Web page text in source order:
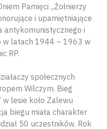
Pamięci „Żołnierzy
i upamiętniające
antykomunistycznego i
w latach 1944 – 1963 w
RP.
społecznych
Wilczym. Bieg
w lesie koło Zalewu
biegu miała charakter
50 uczestników. Rok